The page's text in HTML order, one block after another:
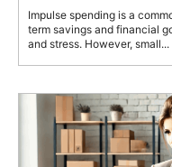
Impulse spending is a
term savings and financial
and stress. However, small...